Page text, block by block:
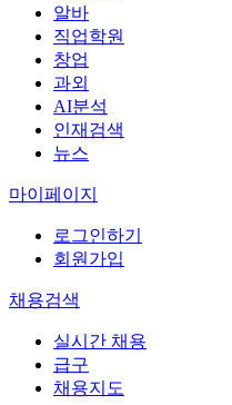
알바
직업학원
창업
과외
AI분석
인재검색
뉴스
마이페이지
로그인하기
회원가입
채용검색
실시간 채용
급구
채용지도